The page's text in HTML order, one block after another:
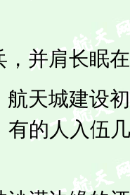
并肩长眠
天城建设
有的人入伍